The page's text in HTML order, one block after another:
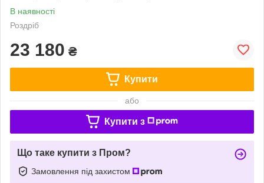
В наявності
Роздріб
23 180 ₴
Купити
або
Купити з
Що таке купити з Пром?
Замовлення під захистом